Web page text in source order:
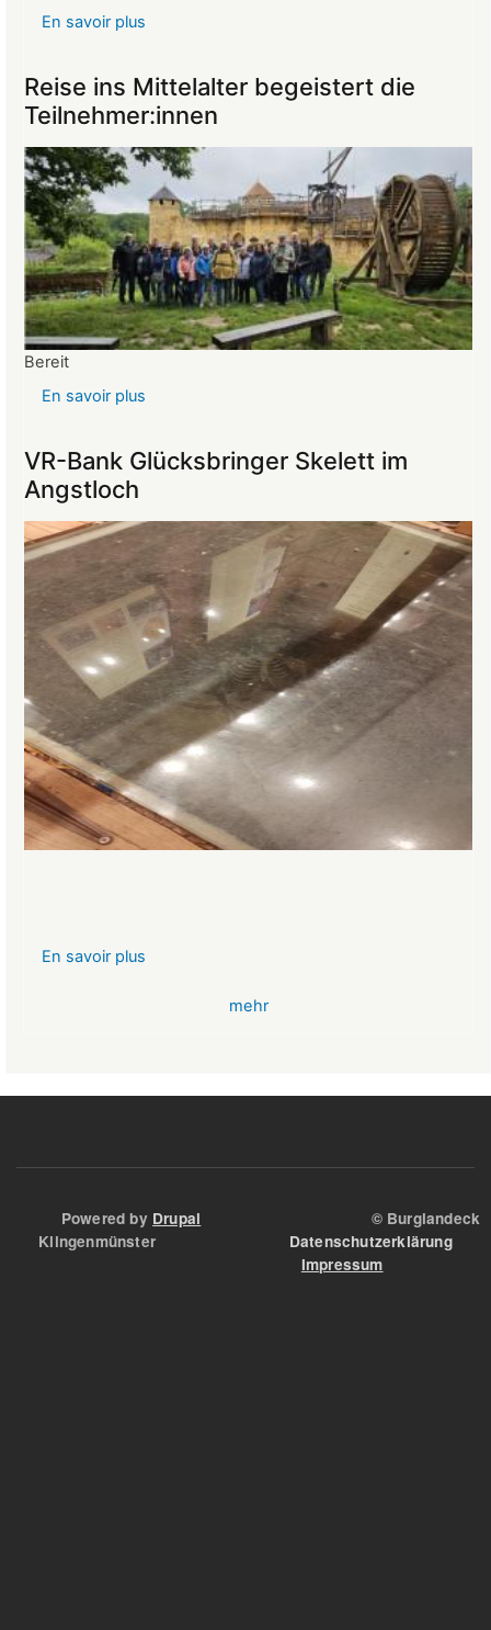
En savoir plus
der
Mitgliederversammlung
vom
26.03.2025
Reise ins Mittelalter begeistert die
Teilnehmer:innen
Bereit
En savoir plus
ins
Mittelalter
die
Teilnehmer:innen
VR-Bank Glücksbringer Skelett im
Angstloch
En savoir plus
mehr
Powered by Drupal © Burglandeck
Klingenmünster Datenschutzerklärung
Impressum